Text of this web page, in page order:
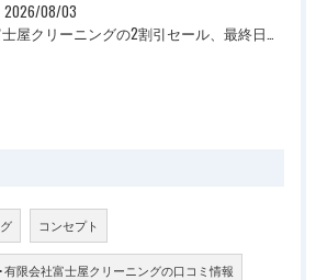
2026/08/03
富士屋クリーニングの2割引セール、最終日です
コンセプト
限会社富士屋クリーニングの口コミ情報